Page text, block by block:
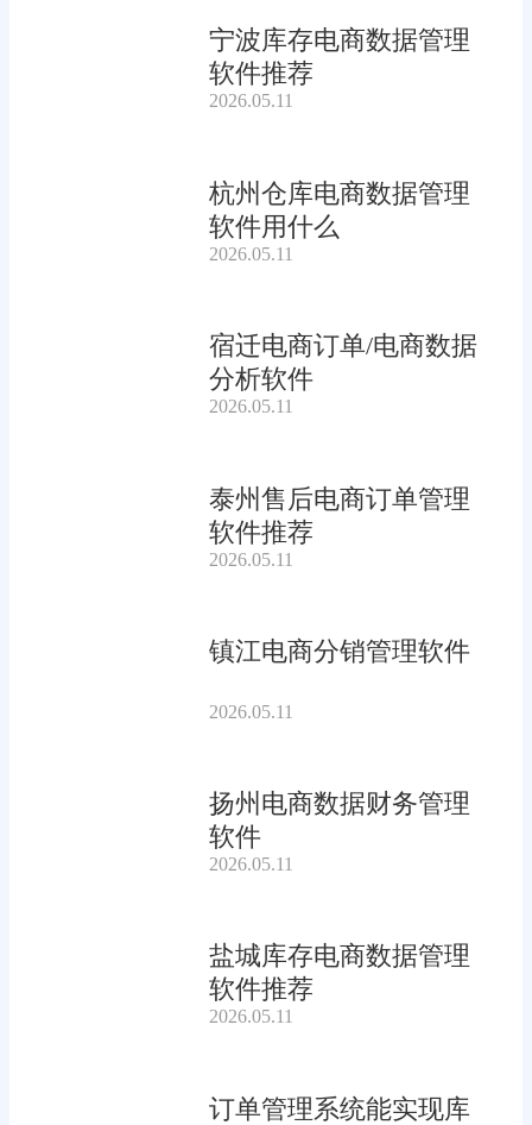
宁波库存电商数据管理
软件推荐
2026.05.11
杭州仓库电商数据管理
软件用什么
2026.05.11
宿迁电商订单/电商数据
分析软件
2026.05.11
泰州售后电商订单管理
软件推荐
2026.05.11
镇江电商分销管理软件
2026.05.11
扬州电商数据财务管理
软件
2026.05.11
盐城库存电商数据管理
软件推荐
2026.05.11
订单管理系统能实现库